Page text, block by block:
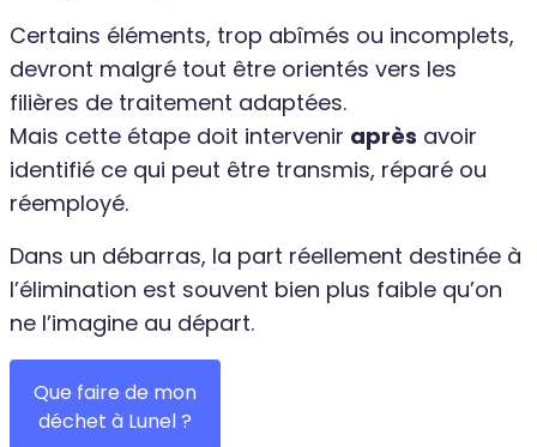
Certains éléments, trop abîmés ou incomplets,
devront malgré tout être orientés vers les
filières de traitement adaptées.
Mais cette étape doit intervenir après avoir
identifié ce qui peut être transmis, réparé ou
réemployé.
Dans un débarras, la part réellement destinée à
l’élimination est souvent bien plus faible qu’on
ne l’imagine au départ.
Que faire de mon
déchet à Lunel ?